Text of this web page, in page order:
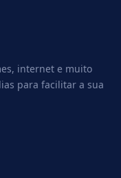
internet e muito
para facilitar a sua